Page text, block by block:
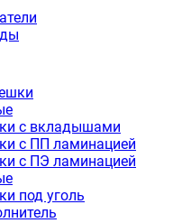
с вкладышами
с ПП ламинацией
с ПЭ ламинацией
под уголь